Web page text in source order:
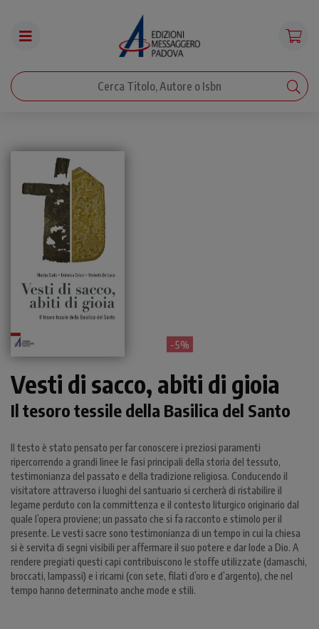
- 5%
Vesti di sacco, abiti di gioia
Il tesoro tessile della Basilica del Santo
Il testo è stato pensato per far conoscere i preziosi paramenti
ripercorrendo a grandi linee le fasi principali della storia del tessuto,
testimonianza del passato e della tradizione religiosa. Conducendo il
visitatore attraverso i luoghi del santuario si cercherà di ristabilire il
legame perduto con la committenza e il contesto liturgico originario dal
quale l’opera proviene; un passato che si fa racconto e stimolo per il
presente. Le vesti sacre sono testimonianza di un tempo in cui la chiesa
si è servita di segni visibili per affermare il suo potere e dar lode a Dio. A
rendere pregiati questi capi contribuiscono le stoffe utilizzate (damaschi,
broccati, lampassi) e i ricami (con sete, filati d’oro e d’argento), che nel
tempo hanno determinato anche mode e stili.